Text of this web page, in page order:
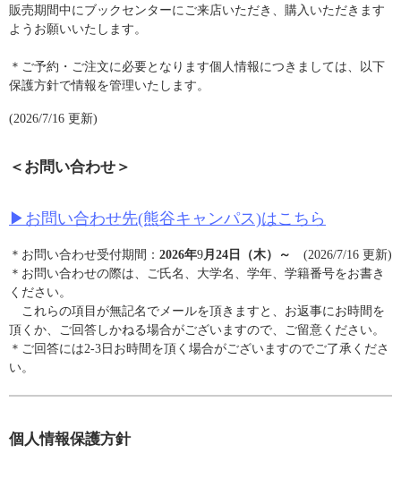
販売期間中にブックセンターにご来店いただき、購入いただきます
ようお願いいたします。
＊ご予約・ご注文に必要となります個人情報につきましては、以下
保護方針で情報を管理いたします。
(2026/7/16 更新)
＜お問い合わせ＞
▶︎お問い合わせ先(熊谷キャンパス)はこちら
＊お問い合わせ受付期間： 2026年9月24日（木）～ (2026/7/16 更新)
＊お問い合わせの際は、ご氏名、大学名、学年、学籍番号をお書き
ください。
これらの項目が無記名でメールを頂きますと、お返事にお時間を
頂くか、ご回答しかねる場合がございますので、ご留意ください。
＊ご回答には2-3日お時間を頂く場合がございますのでご了承くださ
い。
個人情報保護方針